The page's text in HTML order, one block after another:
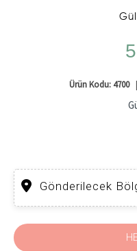
Ürün Kodu: 4700
Gönderilecek